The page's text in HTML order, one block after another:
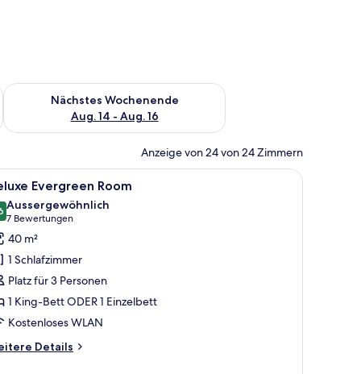
Aug. 7 - Aug. 9.
Nächstes Wochenende
Aug. 14 - Aug. 16
Überprüfe die Verfügbarkeit für nächstes Wochenende, Aug.
Anzeige von 24 von 24 Zimmern
die Stadt durch große Fenster.
einem Schreibtisch mit Stuhl, einem Fernseher und einem Balkon mit
Ein geräumiges Schlafzimmer mit einem
8 Evergreen Room
von 10
Aussergewöhnlich
7 Bewertungen
(7
Bewertungen)
40 m²
1 Schlafzimmer
Platz für 3 Personen
1 King-Bett ODER 1 Einzelbett
Kostenloses WLAN
Details